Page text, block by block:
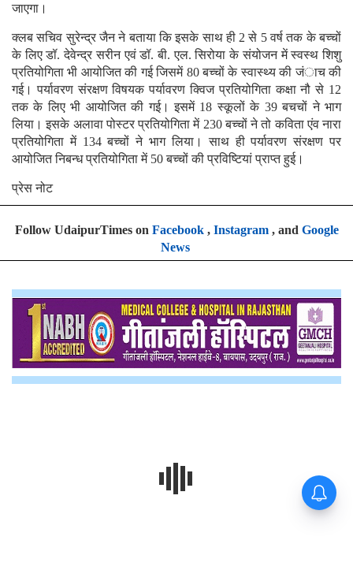
जाएगा।
क्लब सचिव सुरेन्द्र जैन ने बताया कि इसके साथ ही 2 से 5 वर्ष तक के बच्चों
के लिए डॉ. देवेन्द्र सरीन एवं डॉ. बी. एल. सिरोया के संयोजन में स्वस्थ शिशु
प्रतियोगिता भी आयोजित की गई जिसमें 80 बच्चों के स्वास्थ्य की जंाच की
गई। पर्यावरण संरक्षण विषयक पर्यावरण क्विज प्रतियोगिता कक्षा नौ से 12
तक के लिए भी आयोजित की गई। इसमें 18 स्कूलों के 39 बचचों ने भाग
लिया। इसके अलावा पोस्टर प्रतियोगिता में 230 बच्चों ने तो कविता एंव नारा
प्रतियोगिता में 134 बच्चों ने भाग लिया। साथ ही पर्यावरण संरक्षण पर
आयोजित निबन्ध प्रतियोगिता में 50 बच्चों की प्रविष्टियां प्राप्त हुई।
प्रेस नोट
Follow UdaipurTimes on Facebook, Instagram, and Google
News